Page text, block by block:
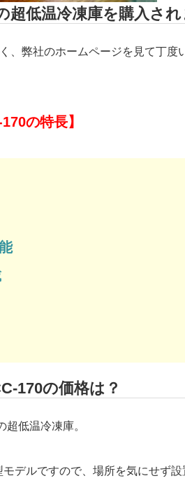
低温冷凍庫を購入され
弊社のホームページを見て丁度
の特長】
170の価格は？
低温冷凍庫。
デルですので、場所を気にせず設